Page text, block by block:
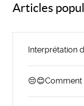
Articles
Interprétation